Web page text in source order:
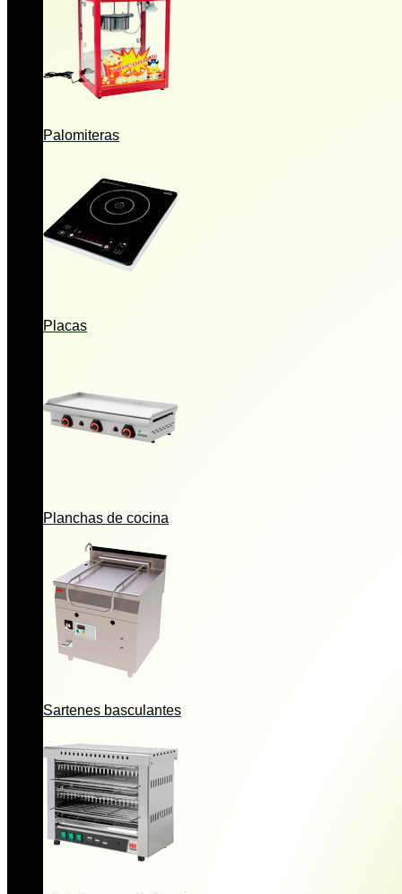
Palomiteras
Placas
Planchas de cocina
Sartenes basculantes